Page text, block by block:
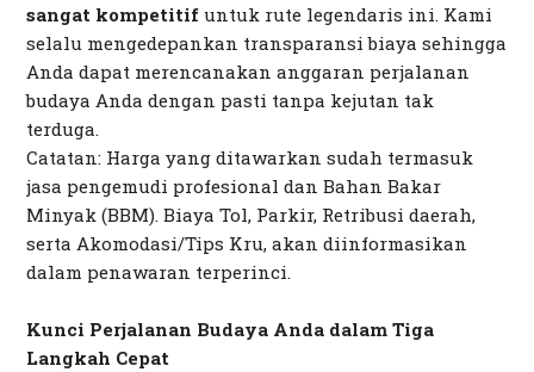
sangat kompetitif untuk rute legendaris ini. Kami
selalu mengedepankan transparansi biaya sehingga
Anda dapat merencanakan anggaran perjalanan
budaya Anda dengan pasti tanpa kejutan tak
terduga.
Catatan: Harga yang ditawarkan sudah termasuk
jasa pengemudi profesional dan Bahan Bakar
Minyak (BBM). Biaya Tol, Parkir, Retribusi daerah,
serta Akomodasi/Tips Kru, akan diinformasikan
dalam penawaran terperinci.
Kunci Perjalanan Budaya Anda dalam Tiga
Langkah Cepat